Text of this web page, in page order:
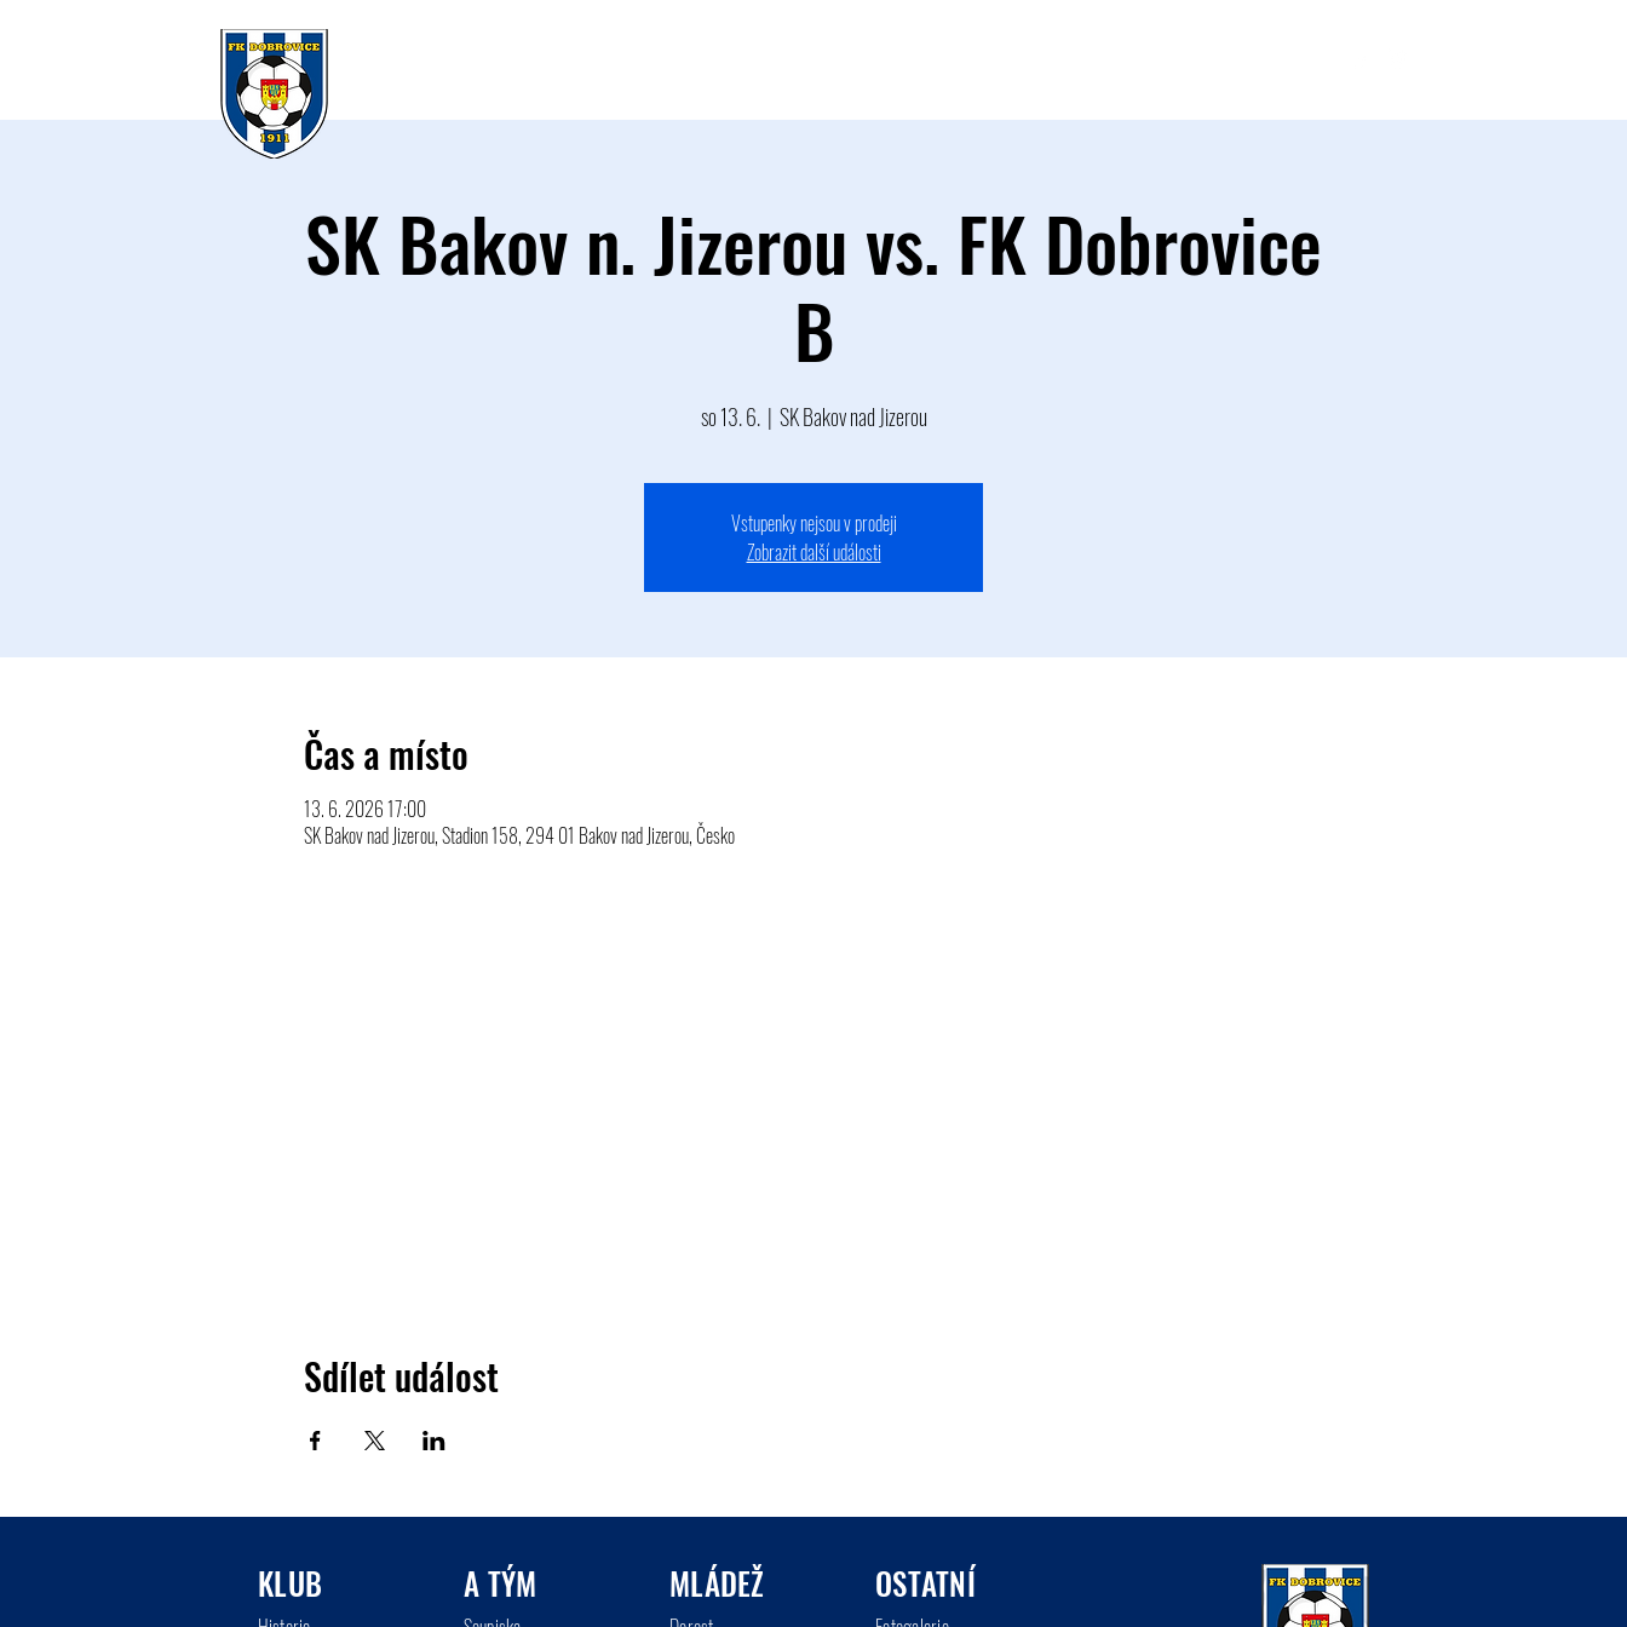
SK Bakov n. Jizerou vs. FK Dobrovice
B
so 13. 6.
  |
SK Bakov nad Jizerou
Vstupenky nejsou v prodeji
Zobrazit další události
Čas a místo
13. 6. 2026 17:00
SK Bakov nad Jizerou, Stadion 158, 294 01 Bakov nad Jizerou, Česko
Sdílet událost
KLUB A TÝM MLÁDEŽ OSTATNÍ